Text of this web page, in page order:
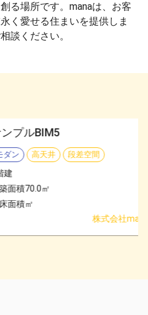
る場所です。manaは、お客
く愛せる住まいを提供しま
談ください。
プルBIM5
ダン 高天井 段差空間
建
面積70.0㎡
面積㎡
株式会社